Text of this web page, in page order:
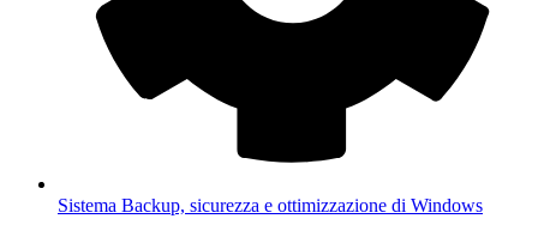
Sistema Backup, sicurezza e ottimizzazione di Windows